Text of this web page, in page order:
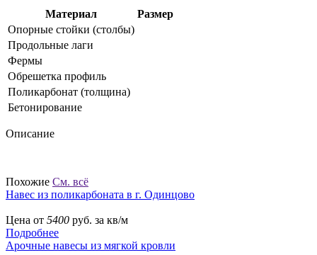
Материал
Размер
Опорные стойки (столбы)
Продольные лаги
Фермы
Обрешетка профиль
Поликарбонат (толщина)
Бетонирование
Описание
Похожие См. всё
Навес из поликарбоната в г. Одинцово
Цена от 5400 руб. за кв/м
Подробнее
Арочные навесы из мягкой кровли